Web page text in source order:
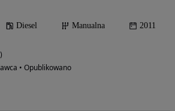
Diesel Manualna 2011
• Opublikowano